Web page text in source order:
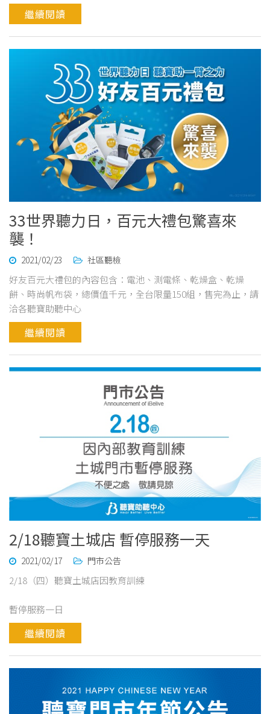
繼續閱讀
33世界聽力日，百元大禮包驚喜來
襲！
2021/02/23 社區聽檢
好友百元大禮包的內容包含：電池、測電條、乾燥盒、乾燥
餅、時尚帆布袋，總價值千元，全台限量150組，售完為止，請
洽各聽寶助聽中心
繼續閱讀
2/18聽寶土城店 暫停服務一天
2021/02/17 門市公告
2/18（四）聽寶土城店因教育訓練
暫停服務一日
繼續閱讀